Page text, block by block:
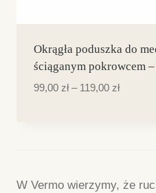
Okrągła poduszka do
ściąganym pokrowcem
99,00 zł – 119,00 złZakres
W Vermo wierzymy, że